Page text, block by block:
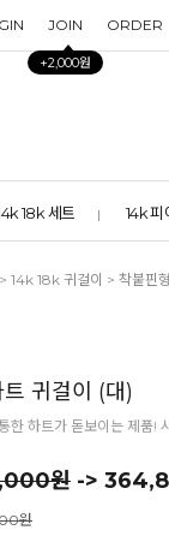
JOIN
+2,000원
ORDER
18k 세트 14k 피
> 14k 18k 귀걸이 > 착붙핀형
귀걸이 (대)
한 하트가 돋보이는 제품!
원 ->
원